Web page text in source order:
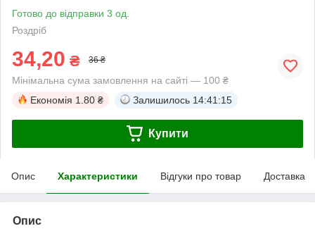
Готово до відправки 3 од.
Роздріб
34,20 ₴ 36 ₴
Мінімальна сума замовлення на сайті — 100 ₴
Економія 1.80 ₴ Залишилось 14:41:15
Купити
Опис Характеристики Відгуки про товар Доставка
Опис